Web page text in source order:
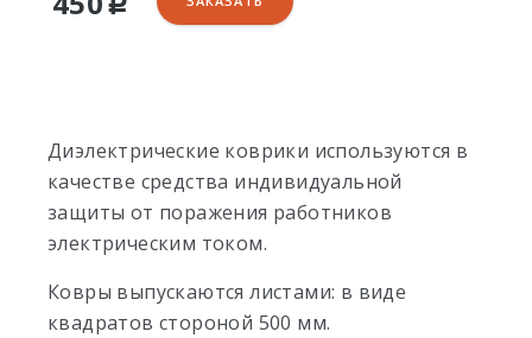
Р
Диэлектрические коврики используются в
качестве средства индивидуальной
защиты от поражения работников
электрическим током.
Ковры выпускаются листами: в виде
квадратов стороной 500 мм.